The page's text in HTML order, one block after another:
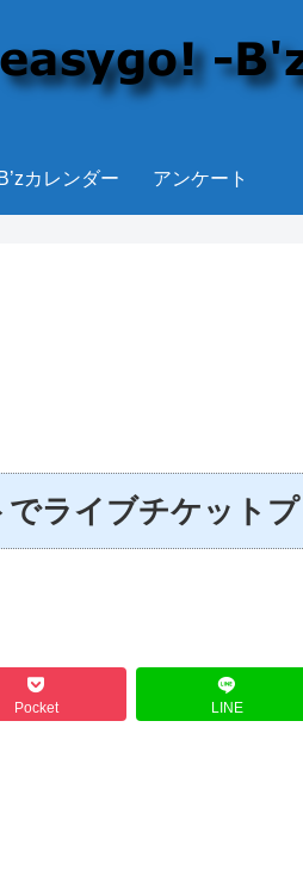
B’zカレンダー アンケート
ライブチケット
Pocket LINE